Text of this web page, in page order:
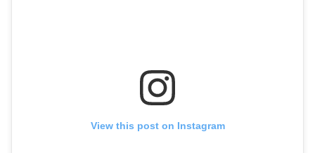
View this post on Instagram